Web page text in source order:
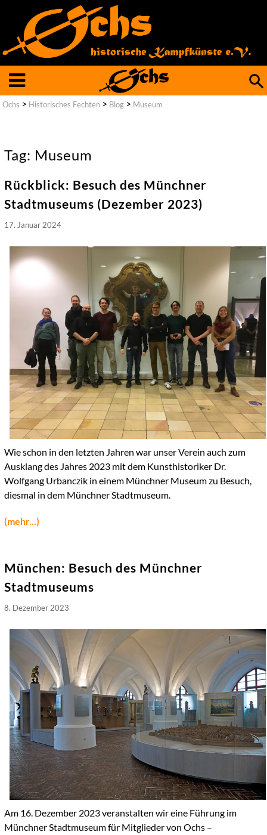
nach:
Ochs > Historisches Fechten > Blog > Museum
Tag: Museum
Rückblick: Besuch des Münchner
Stadtmuseums (Dezember 2023)
17. Januar 2024
Wie schon in den letzten Jahren war unser Verein auch zum
Ausklang des Jahres 2023 mit dem Kunsthistoriker Dr.
Wolfgang Urbanczik in einem Münchner Museum zu Besuch,
diesmal in dem Münchner Stadtmuseum.
(mehr...)
München: Besuch des Münchner
Stadtmuseums
8. Dezember 2023
Am 16. Dezember 2023 veranstalten wir eine Führung im
Münchner Stadtmuseum für Mitglieder von Ochs –